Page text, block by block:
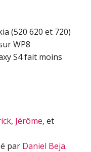
(520 620 et 720)
WP8
S4 fait moins
, Jérôme, et
par Daniel Beja.